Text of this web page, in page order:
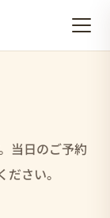
当日のご予約
さい。